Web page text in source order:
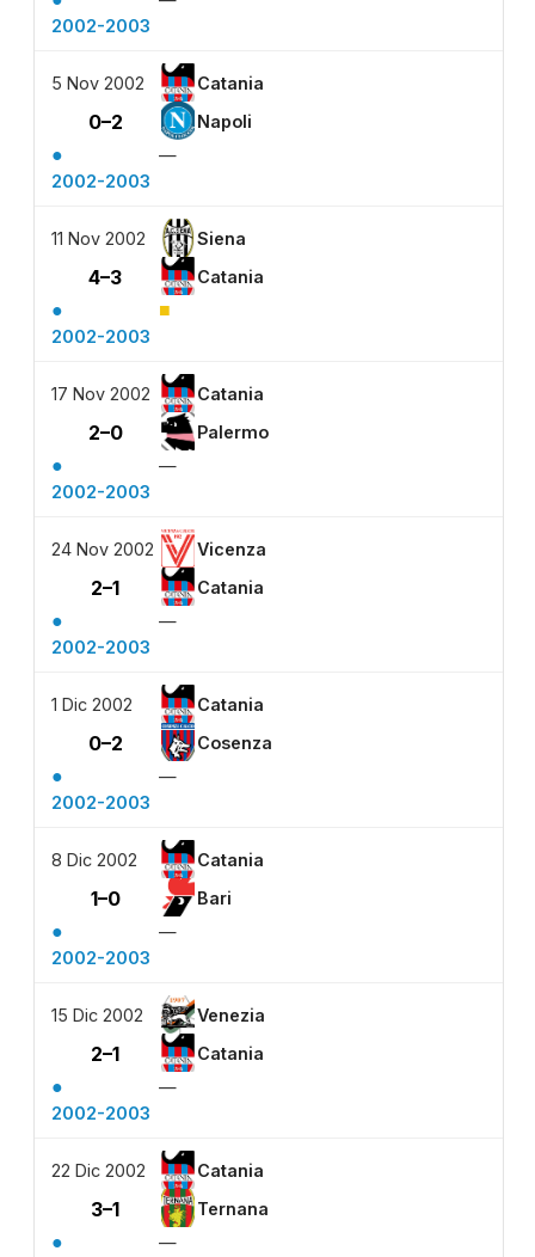
2002-2003
5 Nov 2002 Catania
0–2 Napoli
●
—
2002-2003
11 Nov 2002 Siena
4–3 Catania
● ■
2002-2003
17 Nov 2002 Catania
2–0 Palermo
●
—
2002-2003
24 Nov 2002 Vicenza
2–1 Catania
●
—
2002-2003
1 Dic 2002 Catania
0–2 Cosenza
●
—
2002-2003
8 Dic 2002 Catania
1–0 Bari
●
—
2002-2003
15 Dic 2002 Venezia
2–1 Catania
●
—
2002-2003
22 Dic 2002 Catania
3–1 Ternana
●
—